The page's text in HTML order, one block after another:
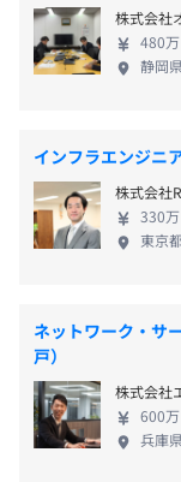
学習塾業界に特
に向上するChat
て、最もCV率の
■資格取得支援制
■研修支援制度
プロジェクトご
ル、チケット駆
受動喫煙防止措置
敷地内禁煙（喫煙
京都市営地下鉄
■夏期休暇（3日
■年末年始休暇（
■有給休暇（入社
■産前産後／休暇
■育児休暇
など
通勤手当（会社
昇給査定：年2回
の開発も手がけ
ターゲットとし
『Lepton（レ
『JPT』の運営
が、それらを支
内製で開発しています。 【スキ
環境】 スキル
常に魅力的な環
籍しています。
らない領域は教
らに、若手を中
共有の発表の場
習をおこないやすい環境で
る環境】 社員
株式会社
480
静岡
インフラエンジニ
株式会社
330
東京
ネットワーク・サ
戸）
株式会社
600
兵庫